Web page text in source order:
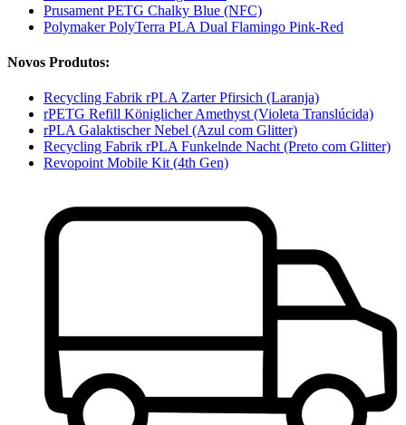
Prusament PETG Chalky Blue (NFC)
Polymaker PolyTerra PLA Dual Flamingo Pink-Red
Novos Produtos:
Recycling Fabrik rPLA Zarter Pfirsich (Laranja)
rPETG Refill Königlicher Amethyst (Violeta Translúcida)
rPLA Galaktischer Nebel (Azul com Glitter)
Recycling Fabrik rPLA Funkelnde Nacht (Preto com Glitter)
Revopoint Mobile Kit (4th Gen)